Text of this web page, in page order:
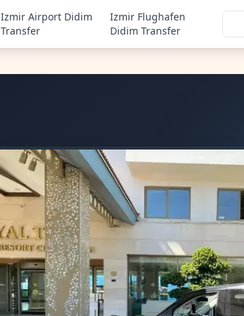
Izmir Airport Didim
Transfer
Izmir Flughafen
Didim Transfer